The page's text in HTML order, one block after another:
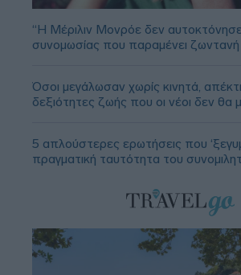
“Η Μέριλιν Μονρόε δεν
συνομωσίας που παραμένει
Όσοι μεγάλωσαν χωρίς κινητά,
δεξιότητες ζωής που οι νέοι δεν θα
5 απλούστερες ερωτήσεις που
πραγματική ταυτότητα του